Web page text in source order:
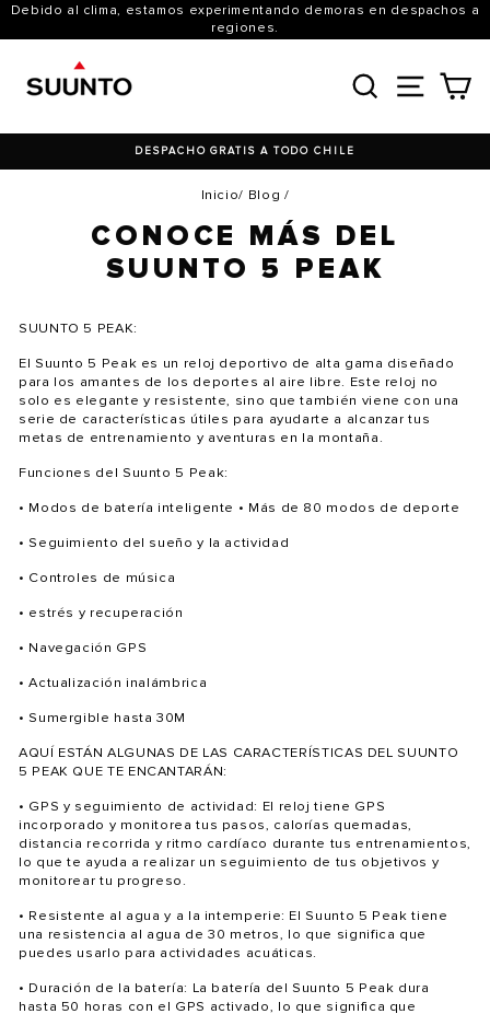
Debido al clima, estamos experimentando demoras en despachos a
regiones.
BUSCAR
DESPACHO GRATIS A TODO CHILE
Inicio/ Blog /
CONOCE MÁS DEL
SUUNTO 5 PEAK
SUUNTO 5 PEAK:
El Suunto 5 Peak es un reloj deportivo de alta gama diseñado
para los amantes de los deportes al aire libre. Este reloj no
solo es elegante y resistente, sino que también viene con una
serie de características útiles para ayudarte a alcanzar tus
metas de entrenamiento y aventuras en la montaña.
Funciones del Suunto 5 Peak:
• Modos de batería inteligente • Más de 80 modos de deporte
• Seguimiento del sueño y la actividad
• Controles de música
• estrés y recuperación
• Navegación GPS
• Actualización inalámbrica
• Sumergible hasta 30M
AQUÍ ESTÁN ALGUNAS DE LAS CARACTERÍSTICAS DEL SUUNTO
5 PEAK QUE TE ENCANTARÁN:
• GPS y seguimiento de actividad: El reloj tiene GPS
incorporado y monitorea tus pasos, calorías quemadas,
distancia recorrida y ritmo cardíaco durante tus entrenamientos,
lo que te ayuda a realizar un seguimiento de tus objetivos y
monitorear tu progreso.
• Resistente al agua y a la intemperie: El Suunto 5 Peak tiene
una resistencia al agua de 30 metros, lo que significa que
puedes usarlo para actividades acuáticas.
• Duración de la batería: La batería del Suunto 5 Peak dura
hasta 50 horas con el GPS activado, lo que significa que